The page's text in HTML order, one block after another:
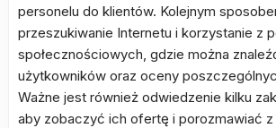
personelu do klientów. Kolejnym
przeszukiwanie Internetu i korzystanie z
społecznościowych, gdzie można
użytkowników oraz oceny
Ważne jest również odwiedzenie kilku
aby zobaczyć ich ofertę i porozmawiać z